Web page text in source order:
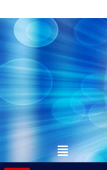
to
content